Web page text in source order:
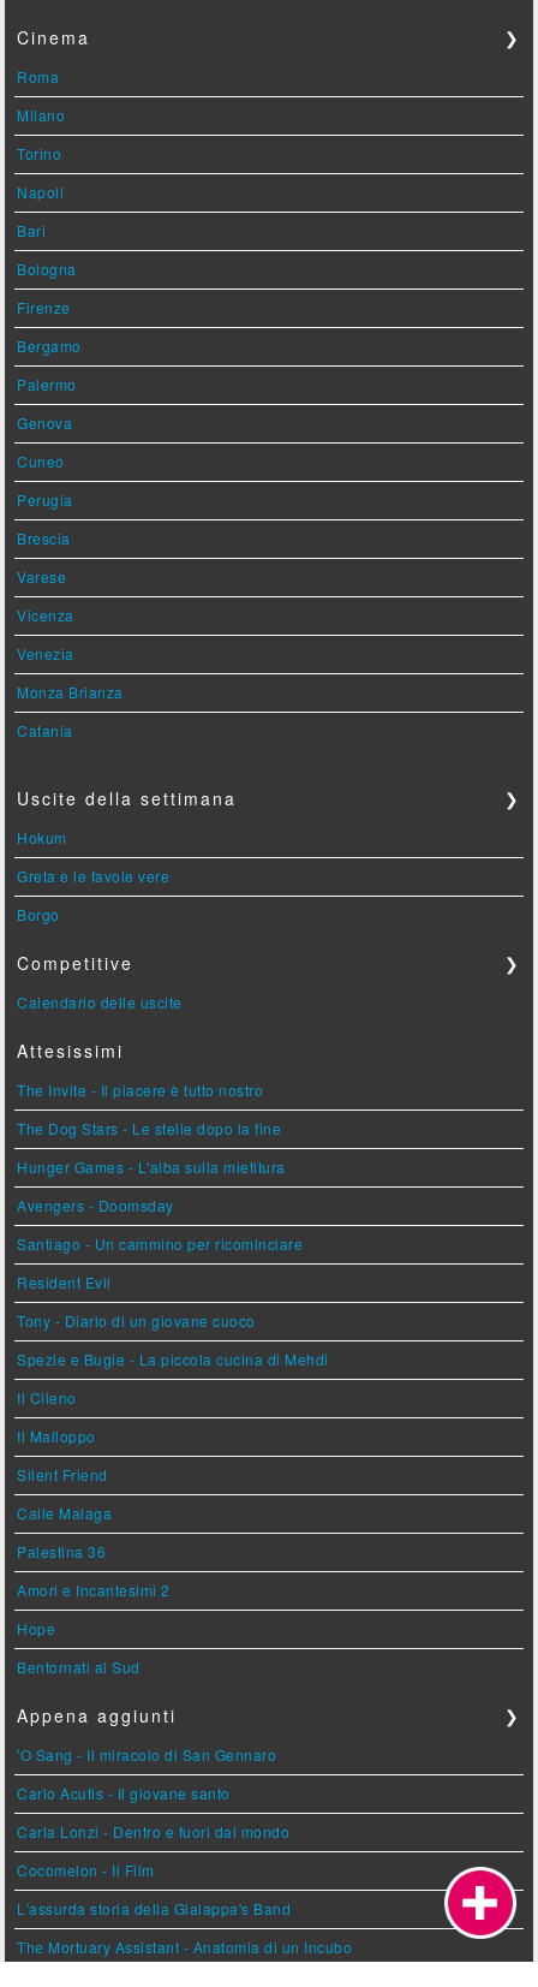
Cinema ❯
Roma
Milano
Torino
Napoli
Bari
Bologna
Firenze
Bergamo
Palermo
Genova
Cuneo
Perugia
Brescia
Varese
Vicenza
Venezia
Monza Brianza
Catania
Uscite della settimana ❯
Hokum
Greta e le favole vere
Borgo
Competitive ❯
Calendario delle uscite
Attesissimi
The Invite - Il piacere è tutto nostro
The Dog Stars - Le stelle dopo la fine
Hunger Games - L'alba sulla mietitura
Avengers - Doomsday
Santiago - Un cammino per ricominciare
Resident Evil
Tony - Diario di un giovane cuoco
Spezie e Bugie - La piccola cucina di Mehdi
Il Cileno
Il Malloppo
Silent Friend
Calle Malaga
Palestina 36
Amori e Incantesimi 2
Hope
Bentornati al Sud
Appena aggiunti ❯
'O Sang - Il miracolo di San Gennaro
Carlo Acutis - Il giovane santo
Carla Lonzi - Dentro e fuori dal mondo
Cocomelon - Il Film
L'assurda storia della Gialappa's Band
The Mortuary Assistant - Anatomia di un Incubo